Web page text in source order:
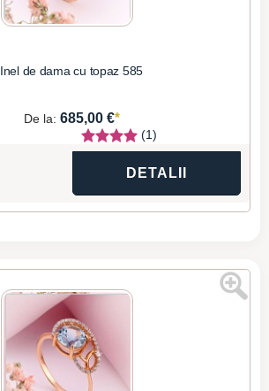
Inel de dama cu topaz 585
De la: 685,00 €*
(1)
DETALII